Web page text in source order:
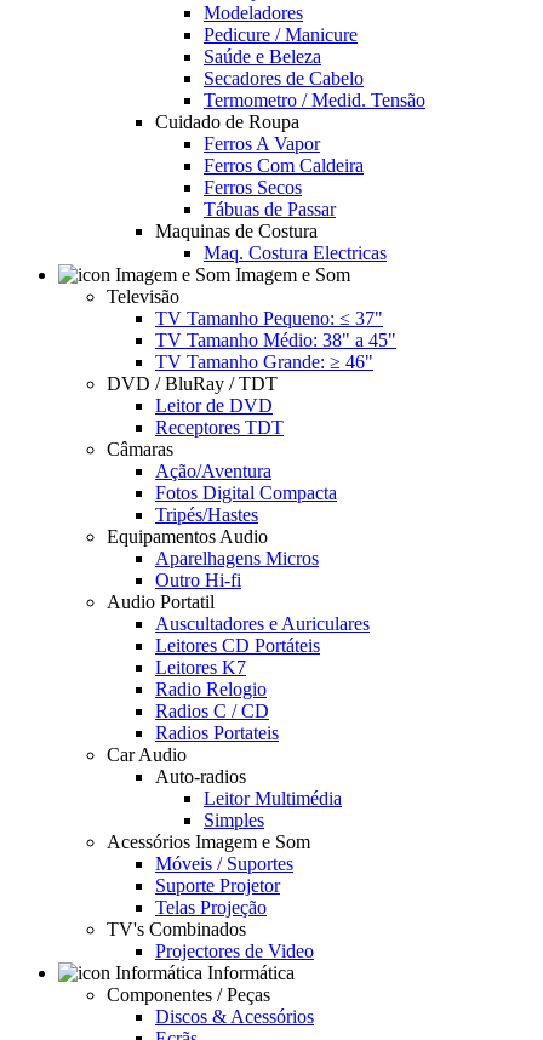
Modeladores
Pedicure / Manicure
Saúde e Beleza
Secadores de Cabelo
Termometro / Medid. Tensão
Cuidado de Roupa
Ferros A Vapor
Ferros Com Caldeira
Ferros Secos
Tábuas de Passar
Maquinas de Costura
Maq. Costura Electricas
Imagem e Som
Televisão
TV Tamanho Pequeno: ≤ 37"
TV Tamanho Médio: 38" a 45"
TV Tamanho Grande: ≥ 46"
DVD / BluRay / TDT
Leitor de DVD
Receptores TDT
Câmaras
Ação/Aventura
Fotos Digital Compacta
Tripés/Hastes
Equipamentos Audio
Aparelhagens Micros
Outro Hi-fi
Audio Portatil
Auscultadores e Auriculares
Leitores CD Portáteis
Leitores K7
Radio Relogio
Radios C / CD
Radios Portateis
Car Audio
Auto-radios
Leitor Multimédia
Simples
Acessórios Imagem e Som
Móveis / Suportes
Suporte Projetor
Telas Projeção
TV's Combinados
Projectores de Video
Informática
Componentes / Peças
Discos & Acessórios